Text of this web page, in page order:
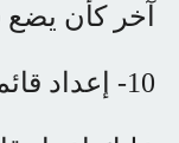
آخر كأن يضع
10- إعداد قائمة الواجبات :